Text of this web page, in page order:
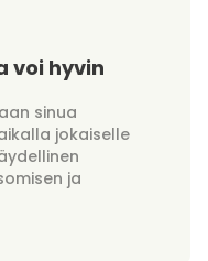
voi hyvin
sinua
jokaiselle
ja